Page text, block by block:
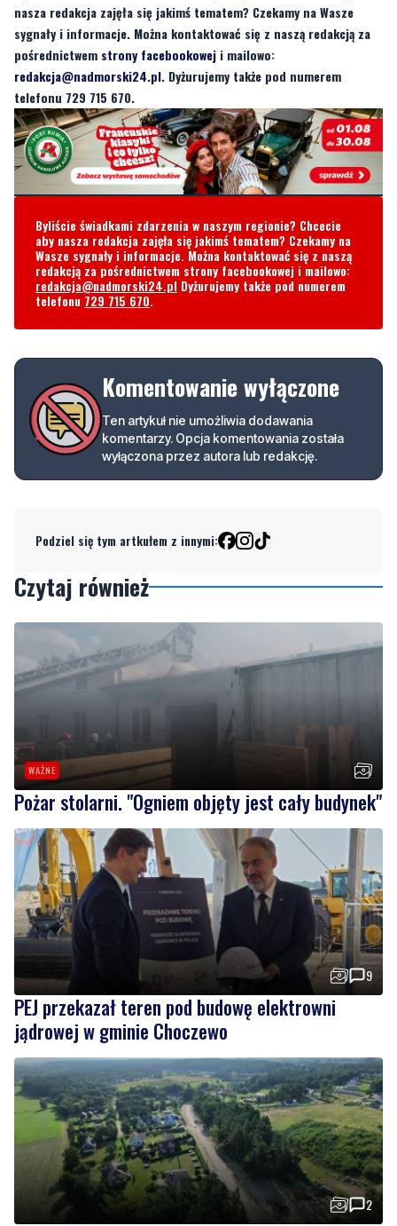
redakcja@nadmorski24.pl. Dyżurujemy także pod numerem
telefonu 729 715 670.
Byliście świadkami zdarzenia w naszym regionie? Chcecie
aby nasza redakcja zajęła się jakimś tematem? Czekamy na
Wasze sygnały i informacje. Można kontaktować się z naszą
redakcja@nadmorski24.plDyżurujemy także pod numerem
telefonu729 715 670.
Komentowanie wyłączone
Ten artykuł nie umożliwia dodawania
wyłączona przez autora lub redakcję.
Podziel się tym artkułem z innymi:
Pożar stolarni. "Ogniem objęty jest cały budynek"
9
PEJ przekazał teren pod budowę elektrowni
jądrowej w gminie Choczewo
2
Trwa kolejny etap przebudowy i modernizacji
drogi prowadzącej do Dębek